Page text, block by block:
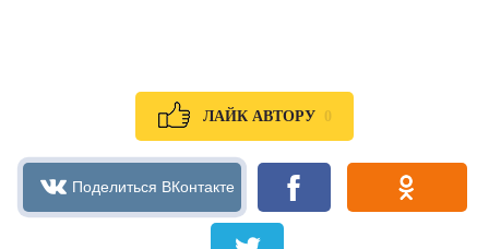
ЛАЙК АВТОРУ 0